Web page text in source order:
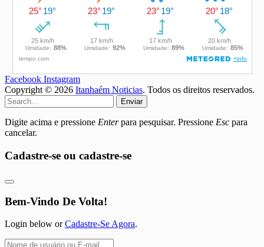
Facebook Instagram
Copyright © 2026 Itanhaém Noticias. Todos os direitos reservados.
Enviar
Digite acima e pressione Enterpara pesquisar. Pressione Esc para
cancelar.
Cadastre-se ou cadastre-se
Bem-Vindo De Volta!
Login below orCadastre-Se Agora.